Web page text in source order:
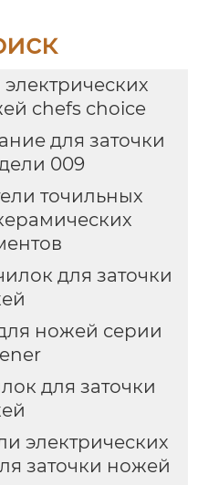
chefs choice
для заточки
009
точильных
для заточки
ножей серии
для заточки
электрических
заточки ножей